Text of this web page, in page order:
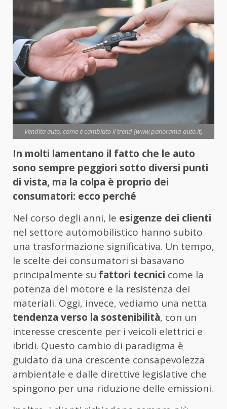
Vendita auto, come è cambiato il trend (www.panorama-auto.it)
In molti lamentano il fatto che le auto
sono sempre peggiori sotto diversi punti
di vista, ma la colpa è proprio dei
consumatori: ecco perché
Nel corso degli anni, le esigenze dei clienti
nel settore automobilistico hanno subito
una trasformazione significativa. Un tempo,
le scelte dei consumatori si basavano
principalmente su fattori tecnici come la
potenza del motore e la resistenza dei
materiali. Oggi, invece, vediamo una netta
tendenza verso la sostenibilità, con un
interesse crescente per i veicoli elettrici e
ibridi. Questo cambio di paradigma è
guidato da una crescente consapevolezza
ambientale e dalle direttive legislative che
spingono per una riduzione delle emissioni.